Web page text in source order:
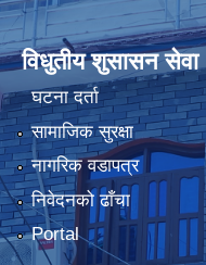
विधुतीय शुसासन सेवा
घटना दर्ता
सामाजिक सुरक्षा
नागरिक वडापत्र
निवेदनको ढाँचा
Portal